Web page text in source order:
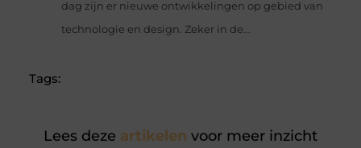
dag zijn er nieuwe ontwikkelingen op gebied van
technologie en design. Zeker in de...
Tags:
Lees deze artikelen voor meer inzicht